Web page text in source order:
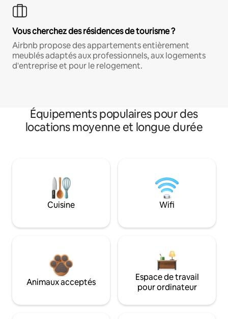
Vous cherchez des résidences de tourisme ?
Airbnb propose des appartements entièrement
meublés adaptés aux professionnels, aux logements
d'entreprise et pour le relogement.
Équipements populaires pour des
locations moyenne et longue durée
Cuisine Wifi
Animaux acceptés
Espace de travail
pour ordinateur